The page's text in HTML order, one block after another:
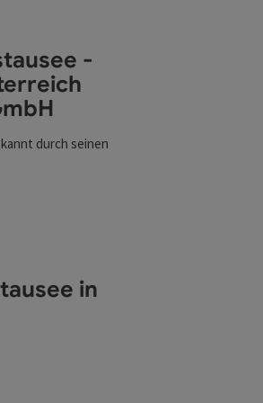
Die Ergebnisse in der Liste
Services GmbH
-
durch seinen
geöffnet
in